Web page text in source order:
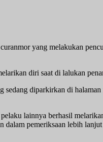
yang melakukan
diri saat di lalukan
diparkirkan di
lainnya berhasil
pemeriksaan lebih